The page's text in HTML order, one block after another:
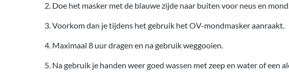
2. Doe het masker met de blauwe zijde naar buiten voor neus en
3. Voorkom dan je tijdens het gebruik het OV-mondmasker aanraakt.
4. Maximaal 8 uur dragen en na gebruik weggooien.
5. Na gebruik je handen weer goed wassen met zeep en water of een